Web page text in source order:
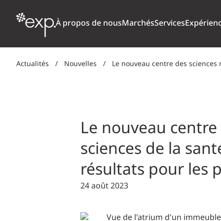
À propos de nousMarchés
Ponts + ouvrages d’art
Routes + autoroutes
Transport en commun
Transport ferroviaire de marchandises
Ports + installations côtières
Services
CLIMAT, RÉSILIENCE CLIMATIQUE +
DÉVELOPPEMENT DURABLE
SOLS, MATÉRIAUX + ENVIRONNEMENT
INDUSTRIEL + PRODUITS CHIMIQUES
Actualités / Nouvelles / Le nouveau centre des
Le nouveau
sciences de la
résultats pour les
24 août 2023